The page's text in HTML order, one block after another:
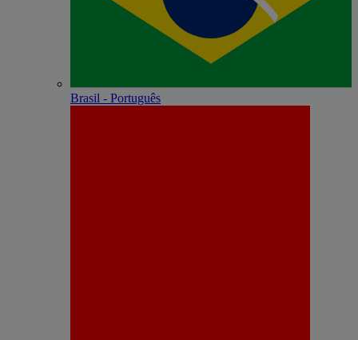
Brasil - Português